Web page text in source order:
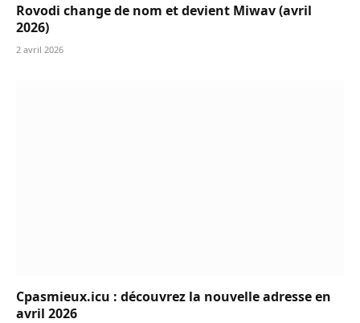
Rovodi change de nom et devient Miwav (avril
2026)
2 avril 2026
Cpasmieux.icu : découvrez la nouvelle adresse en
avril 2026